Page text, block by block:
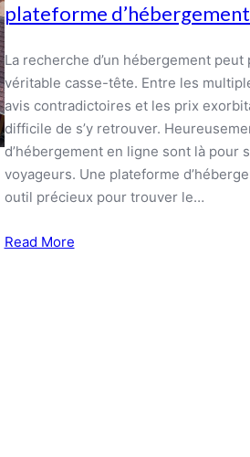
plateforme
La recherche d’un hébergement
véritable casse-tête. Entre les
avis contradictoires et les prix
difficile de s’y retrouver.
d’hébergement en ligne sont là pour
voyageurs. Une plateforme
outil précieux pour trouver le…
Read More